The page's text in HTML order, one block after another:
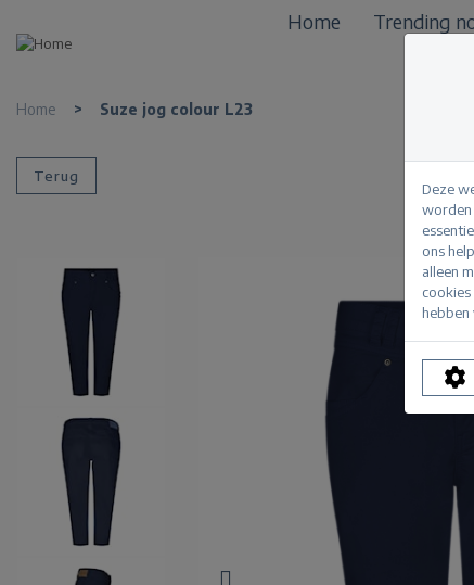
Home Trending
Home > Suze jog colour L23
Terug
Deze
worden
ons
alleen
hebben